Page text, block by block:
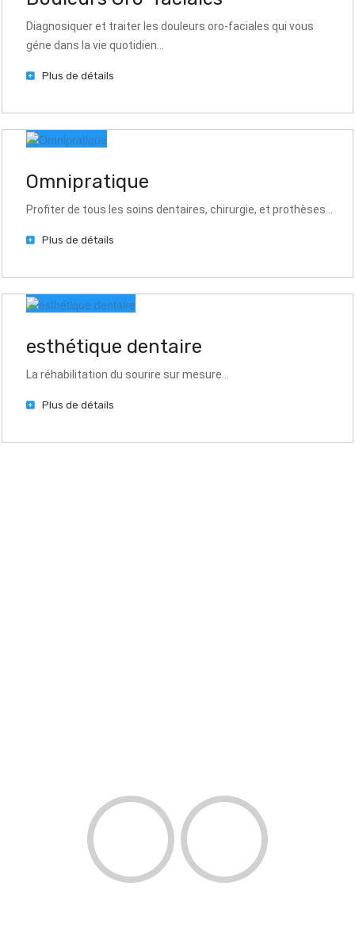
Diagnosiquer et traiter les douleurs oro-faciales qui vous
géne dans la vie quotidien...
Plus de détails
Omnipratique
Profiter de tous les soins dentaires, chirurgie, et prothèses...
Plus de détails
esthétique dentaire
La réhabilitation du sourire sur mesure...
Plus de détails